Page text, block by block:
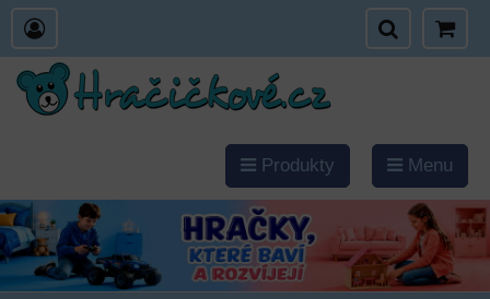
Produkty Menu